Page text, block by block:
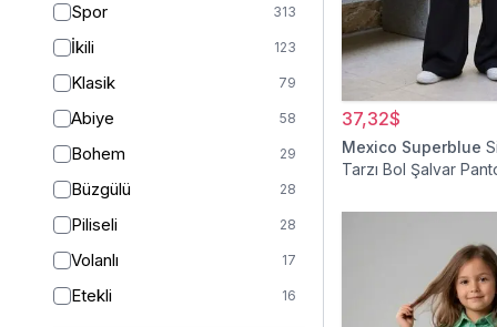
Spor 313
İkili 123
Klasik 79
Abiye 58
Bohem 29
Büzgülü 28
Piliseli 28
Volanlı 17
Etekli 16
37,32$
Mexico Superblue
Tarzı Bol Şalvar